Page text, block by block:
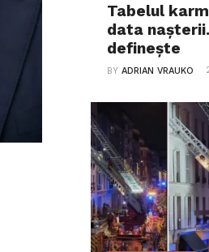
Tabelul
data
definește
BYADRIAN VRAUKO